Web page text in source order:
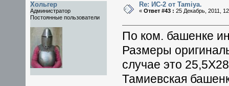
Хольгер
Администратор
Постоянные пользователи
Re: ИС-2 от Tamiya.
« Ответ #43 : 25 Декабрь, 2011,
По ком. башенке
Размеры
случае это
Тамиевская